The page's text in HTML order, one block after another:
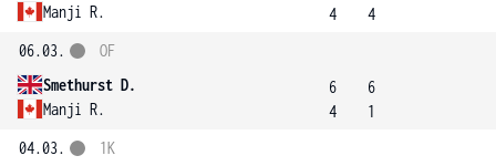
Manji R.
4
4
06.03.
Smethurst D.
Manji R.
OF
6
4
6
1
04.03.
1K